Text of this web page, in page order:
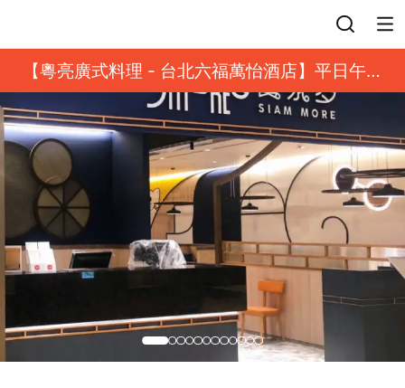
【粵亮廣式料理 - 台北六福萬怡酒店】平日午餐
8 折起｜靓港點套餐